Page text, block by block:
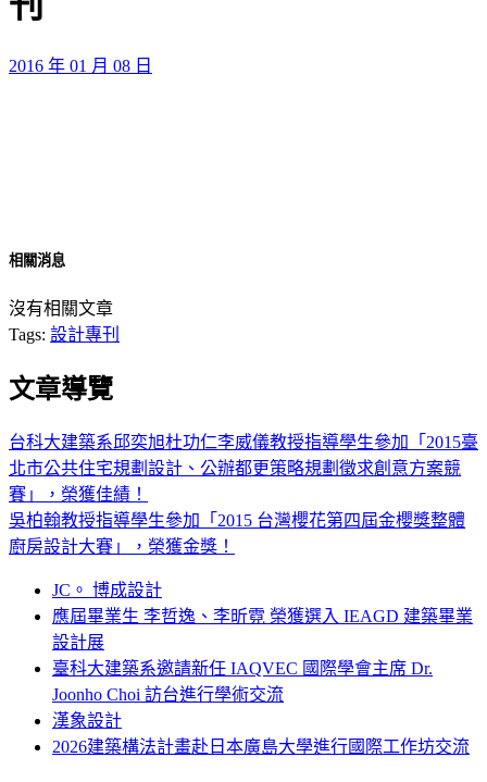
2016 年 01 月 08 日
相關消息
沒有相關文章
Tags: 設計專刊
文章導覽
台科大建築系邱奕旭杜功仁李威儀教授指導學生參加「2015臺
北市公共住宅規劃設計、公辦都更策略規劃徵求創意方案競
賽」，榮獲佳績！
吳柏翰教授指導學生參加「2015 台灣櫻花第四屆金櫻獎整體
廚房設計大賽」，榮獲金獎！
JC。 博成設計
應屆畢業生 李哲逸、李昕霓 榮獲選入 IEAGD 建築畢業
設計展
臺科大建築系邀請新任 IAQVEC 國際學會主席 Dr.
Joonho Choi 訪台進行學術交流
漢象設計
2026建築構法計畫赴日本廣島大學進行國際工作坊交流